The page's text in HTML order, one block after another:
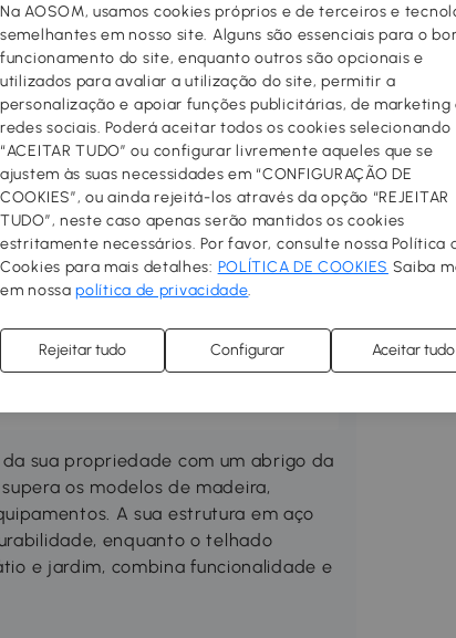
no seu espaço preferido.
confortável, prático e acolhedor.
toldos, guarda-sóis, pisos
mobiliário de exterior
um churrasco e desfrute ao
Outsunny, os seus eventos e
sua propriedade com um abrigo da
os modelos de madeira,
A sua estrutura em aço
enquanto o telhado
e jardim, combina funcionalidade e
Na AOSOM, usamos cookies próprios e de terceiros e
semelhantes em nosso site. Alguns são essenciais para o
funcionamento do site, enquanto outros são opcionais e
utilizados para avaliar a utilização do site, permitir a
personalização e apoiar funções publicitárias, de marketing
redes sociais. Poderá aceitar todos os cookies selecionando
“ACEITAR TUDO” ou configurar livremente aqueles que se
ajustem às suas necessidades em “CONFIGURAÇÃO DE
COOKIES”, ou ainda rejeitá-los através da opção “REJEITAR
TUDO”, neste caso apenas serão mantidos os cookies
estritamente necessários. Por favor, consulte nossa Política
Cookies para mais detalhes: POLÍTICA DE COOKIES Saiba
em nossapolítica de privacidade.
Rejeitar tudo Configurar Aceitar tudo